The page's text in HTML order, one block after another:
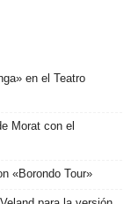
en el Teatro
Morat con el
«Borondo Tour»